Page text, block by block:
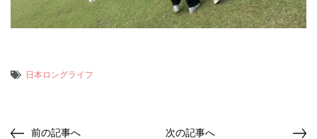
日本ロングライフ
前の記事へ 次の記事へ